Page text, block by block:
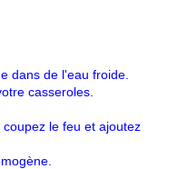
dans de l'eau froide.
casseroles.
le feu et ajoutez